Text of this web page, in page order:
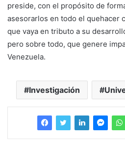
preside, con el propósito de
asesorarlos en todo el quehacer
que vaya en tributo a su
pero sobre todo, que genere
Venezuela.
Investigación